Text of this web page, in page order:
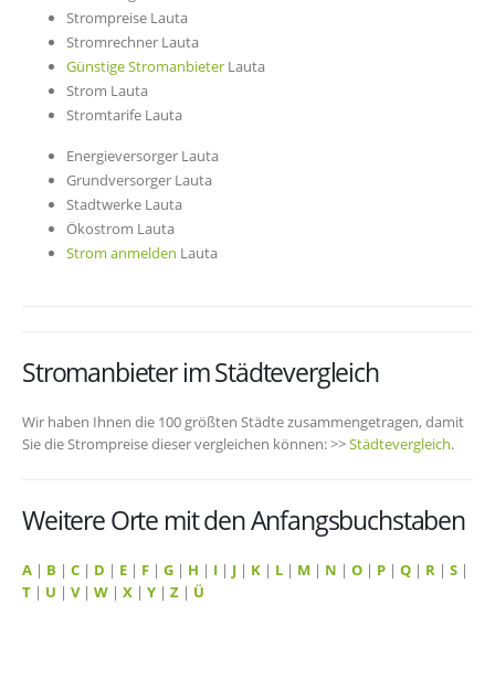
Strompreise Lauta
Stromrechner Lauta
Günstige Stromanbieter Lauta
Strom Lauta
Stromtarife Lauta
Energieversorger Lauta
Grundversorger Lauta
Stadtwerke Lauta
Ökostrom Lauta
Strom anmelden Lauta
Stromanbieter im Städtevergleich
Wir haben Ihnen die 100 größten Städte zusammengetragen, damit
Sie die Strompreise dieser vergleichen können: >>Städtevergleich.
Weitere Orte mit den Anfangsbuchstaben
A | B | C | D | E | F | G | H | I | J | K | L | M | N | O | P | Q | R | S |
T | U | V| W | X | Y | Z | Ü